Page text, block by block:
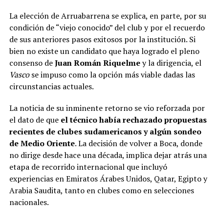
La elección de Arruabarrena se explica, en parte, por su
condición de “viejo conocido” del club y por el recuerdo
de sus anteriores pasos exitosos por la institución. Si
bien no existe un candidato que haya logrado el pleno
consenso deJuan Román Riquelmey la dirigencia, el
Vascose impuso como la opción más viable dadas las
circunstancias actuales.
La noticia de su inminente retorno se vio reforzada por
el dato de que el técnico había rechazado propuestas
recientes de clubes sudamericanos y algún sondeo
de Medio Oriente. La decisión de volver a Boca, donde
no dirige desde hace una década, implica dejar atrás una
etapa de recorrido internacional que incluyó
experiencias en Emiratos Árabes Unidos, Qatar, Egipto y
Arabia Saudita, tanto en clubes como en selecciones
nacionales.